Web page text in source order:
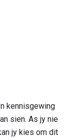
kennisgewing
sien. As jy nie
jy kies om dit